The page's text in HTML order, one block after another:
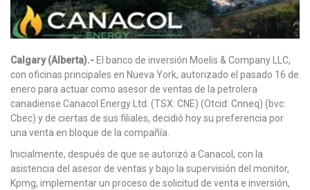
Calgary (Alberta).- El banco de inversión Moelis & Company LLC,
con oficinas principales en Nueva York, autorizado el pasado 16 de
enero para actuar como asesor de ventas de la petrolera
canadiense Canacol Energy Ltd. (TSX: CNE) (Otcid: Cnneq) (bvc:
Cbec) y de ciertas de sus filiales, decidió hoy su preferencia por
una venta en bloque de la compañía.
Inicialmente, después de que se autorizó a Canacol, con la
asistencia del asesor de ventas y bajo la supervisión del monitor,
Kpmg, implementar un proceso de solicitud de venta e inversión,